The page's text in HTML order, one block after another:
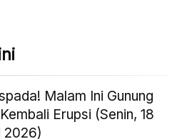
Malam Ini Gunung
Erupsi (Senin, 18
2026)